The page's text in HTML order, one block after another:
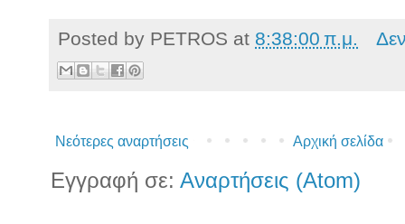
Posted by PETROS at 8:38:00 π.μ.
Νεότερες αναρτήσεις Αρχική σελίδα
Εγγραφή σε: Αναρτήσεις (Atom)